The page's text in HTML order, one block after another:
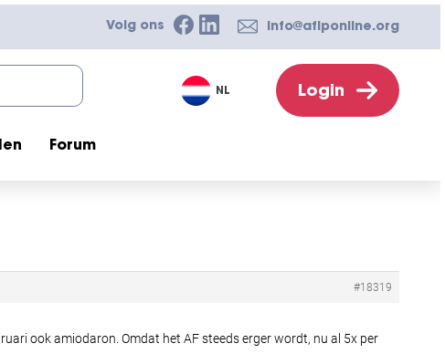
Volg ons info@afiponline.org
Forum
Login
NL
#18319
ook amiodaron. Omdat het AF steeds erger wordt, nu al 5x per